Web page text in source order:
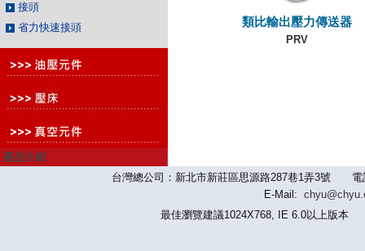
接頭
省力快速接頭
產品介紹
類比輸出壓力傳送器
PRV
台灣總公司：新北市新莊區思源路287巷1弄3號
E-Mail:
最佳瀏覽建議1024X768, IE 6.0以上版本